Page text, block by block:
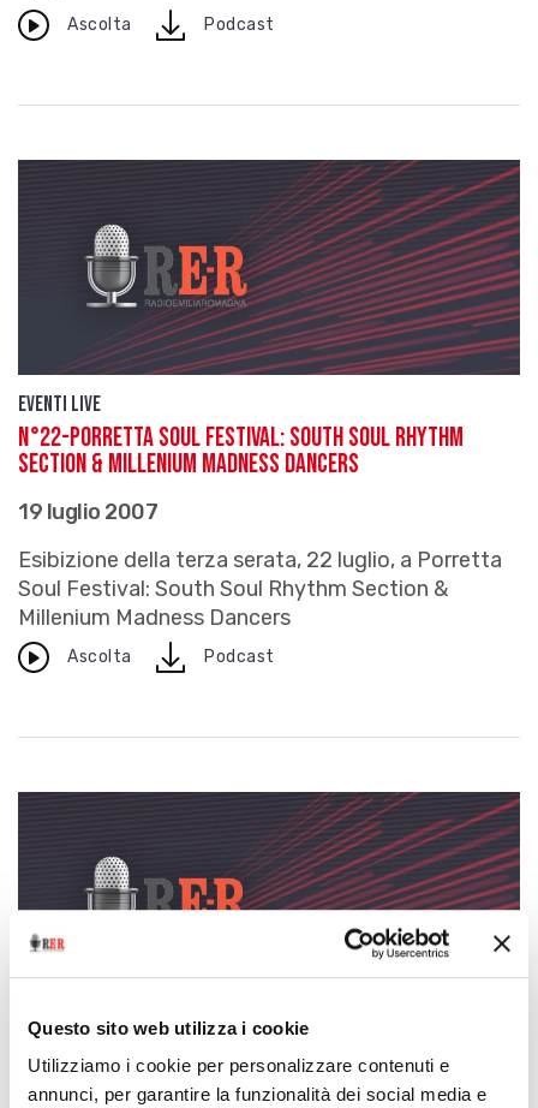
Questo sito web utilizza i cookie
Utilizziamo i cookie per personalizzare contenuti e
annunci, per garantire la funzionalità dei social media e
Ascolta downloadPodcast
Eventi live
N°22-PORRETTA SOUL FESTIVAL: South Soul Rhythm
Section & Millenium Madness Dancers
19 luglio 2007
Esibizione della terza serata, 22 luglio, a Porretta
Soul Festival: South Soul Rhythm Section &
Millenium Madness Dancers
Ascolta downloadPodcast
Eventi live
N°22-PORRETTA SOUL FESTIVAL: Davell Crawford & The
Davell Crawford Movement